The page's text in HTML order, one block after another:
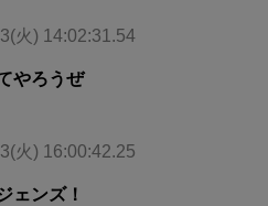
火) 14:02:31.54
やろうぜ
火) 16:00:42.25
ェンズ！